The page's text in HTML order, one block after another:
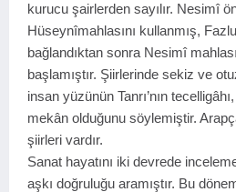
kurucu şairlerden sayılır. Nesimî
Hüseynîmahlasını kullanmış,
bağlandıktan sonra Nesimî
başlamıştır. Şiirlerinde sekiz ve
insan yüzünün Tanrı’nın
mekân olduğunu söylemiştir.
şiirleri vardır.
Sanat hayatını iki devrede
aşkı doğruluğu aramıştır. Bu